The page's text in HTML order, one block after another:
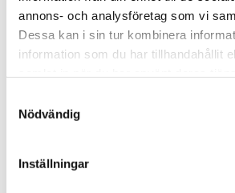
annons- och analysföretag som vi
Dessa kan i sin tur kombinera
information som du har tillhandahållit
Nödvändig
Inställningar
DET ÖVAS OCH DET
Det övas och det övas.
22 maj har vi en körkonsert med
•
Fler än alla flitiga som utgör fotot